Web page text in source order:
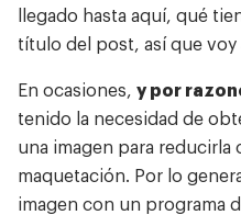
llegado hasta aquí, qué
título del post, así que voy
En ocasiones, y por
tenido la necesidad de
una imagen para reducirla
maquetación. Por lo
imagen con un programa